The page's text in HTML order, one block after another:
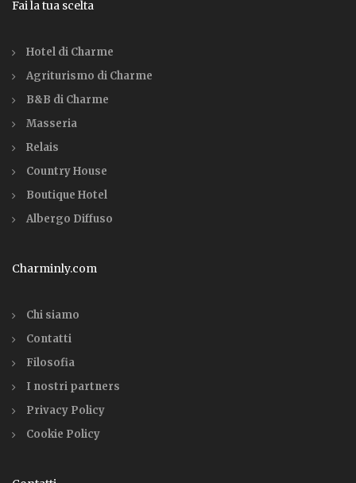
Fai la tua scelta
Hotel di Charme
Agriturismo di Charme
B&B di Charme
Masseria
Relais
Country House
Boutique Hotel
Albergo Diffuso
Charminly.com
Chi siamo
Contatti
Filosofia
I nostri partners
Privacy Policy
Cookie Policy